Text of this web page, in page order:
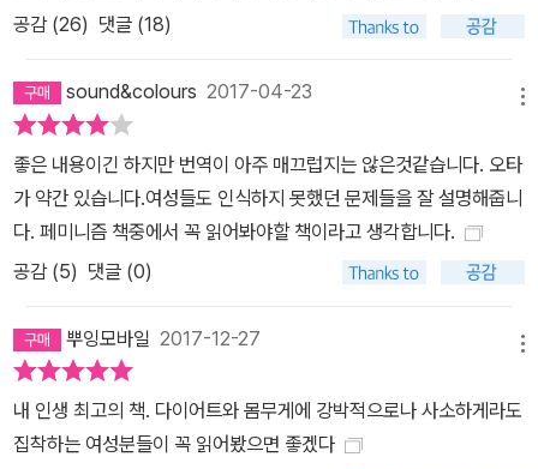
생하게 묘사하고 있다. 여성을 통제하는 아름다움이라는 이데올로기
앵커 옆에 한참 어리고 미인인 여성 아나운서가 앉아 있는 것이다. 울
프는 이것이 ‘아름다움’을 통해 여성을 억압하는 대표적인 사례라고
조건’을 만들어 공공연하게 일하는 여성의 고용 및 승진 조건으로 널
리 제도화한다는 것이다. 물론 남성은 모든 직종에서 외모적 제약이
없다. 이는 산업혁명 이후, 집안일만 담당하던 여성들이 대거 사회에
진출하면서 수많은 남성들이 자리를 잃을 위험에 처하자, 아름다움의
때문이다. PBQ의 사회적 효과는 크게 두 가지다. 아름다움을 일하는
데 필수 조건으로 삼아 여성의 사회 진출을 교묘히 방해하고, 아름다
움에 모든 노력과 힘을 집중하게 하여 여성을 녹초로 만들어 뛰어난
역량을 발휘할 수 없게 하는 것이다. 수많은 노력 끝에 아름다워진 여
공감 (26) 댓글 (18)
sound&colours 2017-04-23
좋은 내용이긴 하지만 번역이 아주 매끄럽지는 않은것같습니다. 오타
가 약간 있습니다.여성들도 인식하지 못했던 문제들을 잘 설명해줍니
다. 페미니즘 책중에서 꼭 읽어봐야할 책이라고 생각합니다.
공감 (5) 댓글 (0)
뿌잉모바일 2017-12-27
내 인생 최고의 책. 다이어트와 몸무게에 강박적으로나 사소하게라도
집착하는 여성분들이 꼭 읽어봤으면 좋겠다